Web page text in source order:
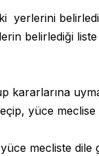
yerlerini
belirlediği
kararlarına
yüce
mecliste dile